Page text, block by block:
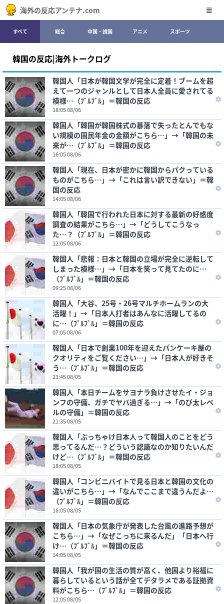
海外の反応アンテナ.com
すべて 総合 中国・韓国 アニメ スポーツ
韓国の反応|海外トークログ
韓国人「日本が韓国文学が完全に定着！ブームを超
えて一つのジャンルとして日本人全員に愛されてる
模様…（ﾌﾞﾙﾌﾞﾙ」＝韓国の反応
18:05 08/06
韓国人「韓国が韓国株式の暴落で失ったとんでもな
い規模の国民年金の金額がこちら…」→「韓国の未
来が…（ﾌﾞﾙﾌﾞﾙ」＝韓国の反応
16:05 08/06
韓国人「現在、日本が密かに韓国からパクっている
ものがこちら…」→「これは言い訳できない」＝韓
国の反応
14:05 08/06
韓国人「韓国で行われた日本に対する最新の好感度
調査の結果がこちら…」→「どうしてこうなっ
た…？（ﾌﾞﾙﾌﾞﾙ」＝韓国の反応
12:05 08/06
韓国人「悲報：日本と韓国の立場が完全に逆転して
しまった模様…」→「日本を笑って見てたのに…
（ﾌﾞﾙﾌﾞﾙ」＝韓国の反応
09:25 08/06
韓国人「大谷、25号・26号マルチホームランの大
活躍！」→「日本人打者はあんなに活躍してるの
に…（ﾌﾞﾙﾌﾞﾙ」＝韓国の反応
07:05 08/06
韓国人「日本で創業100年を迎えたパンケーキ屋の
クオリティをご覧ください…」→「日本人が好きそ
う…（ﾌﾞﾙﾌﾞﾙ」＝韓国の反応
23:45 08/05
韓国人「本日チームをサヨナラ負けさせたイ・ジョ
ンフの守備、ガチでヤバ過ぎる…」→「のび太レベ
ルの守備」＝韓国の反応
21:35 08/05
韓国人「ぶっちゃけ日本人って韓国人のことをどう
思ってるんだ…？どういう認識なのか知りたいんだ
けど…（ﾌﾞﾙﾌﾞﾙ」＝韓国の反応
18:05 08/05
韓国人「コンビニバイトで見る日本と韓国の文化の
違いがこちら…」→「なんでここまで違うんだよ…
（ﾌﾞﾙﾌﾞﾙ」＝韓国の反応
16:05 08/05
韓国人「日本の気象庁が発表した台風の進路予想が
こちら…」→「なぜこっちに来るんだ」「日本へ行
け…（ﾌﾞﾙﾌﾞﾙ」＝韓国の反応
14:05 08/05
韓国人「我が国の生活の質が高く、他国より裕福に
暮らしているという話が全てデタラメである証拠資
料がこちら…（ﾌﾞﾙﾌﾞﾙ」＝韓国の反応
12:05 08/05